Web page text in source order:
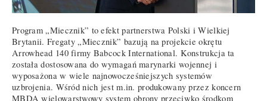
Program „Miecznik” to efekt partnerstwa Polski i Wielkiej
Brytanii. Fregaty „Miecznik” bazują na projekcie okrętu
Arrowhead 140 firmy Babcock International. Konstrukcja ta
została dostosowana do wymagań marynarki wojennej i
wyposażona w wiele najnowocześniejszych systemów
uzbrojenia. Wśród nich jest m.in. produkowany przez koncern
MBDA wielowarstwowy system obrony przeciwko środkom